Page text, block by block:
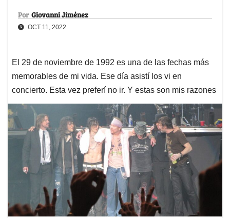
Por Giovanni Jiménez
OCT 11, 2022
El 29 de noviembre de 1992 es una de las fechas más
memorables de mi vida. Ese día asistí los vi en
concierto. Esta vez preferí no ir. Y estas son mis razones